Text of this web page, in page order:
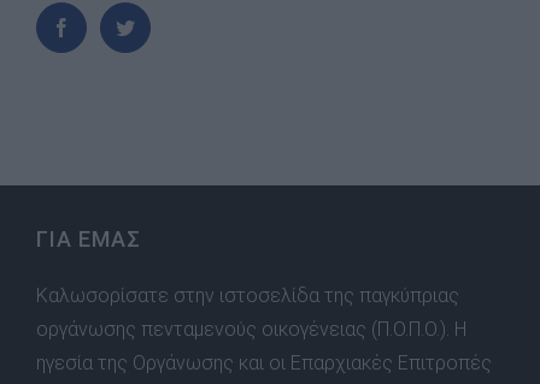
ΓΙΑ ΕΜΑΣ
Καλωσορίσατε στην ιστοσελίδα της παγκύπριας
οργάνωσης πενταμενούς οικογένειας (Π.Ο.Π.Ο.). Η
ηγεσία της Οργάνωσης και οι Επαρχιακές Επιτροπές